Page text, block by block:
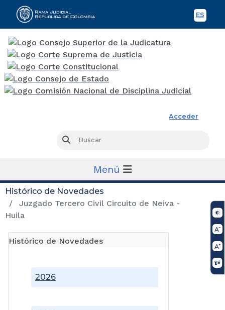
ES
Acceder
Buscar
Menú
Histórico de Novedades
Juzgado Tercero Civil Circuito de Neiva -
Huila
Histórico de Novedades
2026